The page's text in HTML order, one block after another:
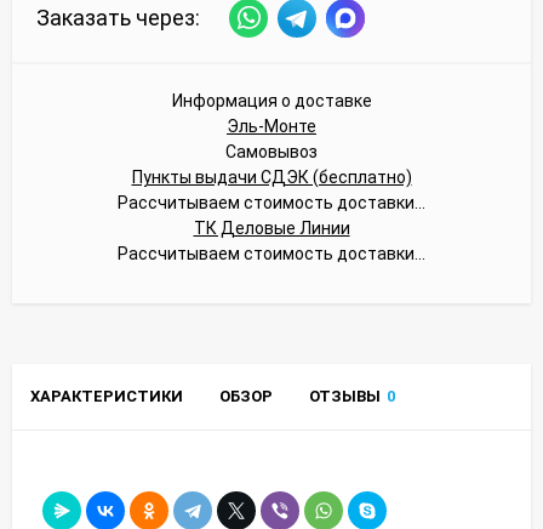
Заказать через:
Информация о доставке
Эль-Монте
Самовывоз
Пункты выдачи СДЭК (бесплатно)
Рассчитываем стоимость доставки...
ТК Деловые Линии
Рассчитываем стоимость доставки...
ХАРАКТЕРИСТИКИ ОБЗОР ОТЗЫВЫ 0